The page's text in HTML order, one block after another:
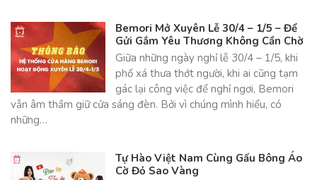
Bemori Mở Xuyên Lễ 30/4 – 1/5 – Để
Gửi Gắm Yêu Thương Không Cần Chờ
Giữa những ngày nghỉ lễ 30/4 – 1/5, khi
phố xá thưa thớt người, khi ai cũng tạm
gác lại công việc để nghỉ ngơi, Bemori
vẫn âm thầm giữ cửa sáng đèn. Bởi vì chúng mình hiểu, có
những…
Tự Hào Việt Nam Cùng Gấu Bông Áo
Cờ Đỏ Sao Vàng